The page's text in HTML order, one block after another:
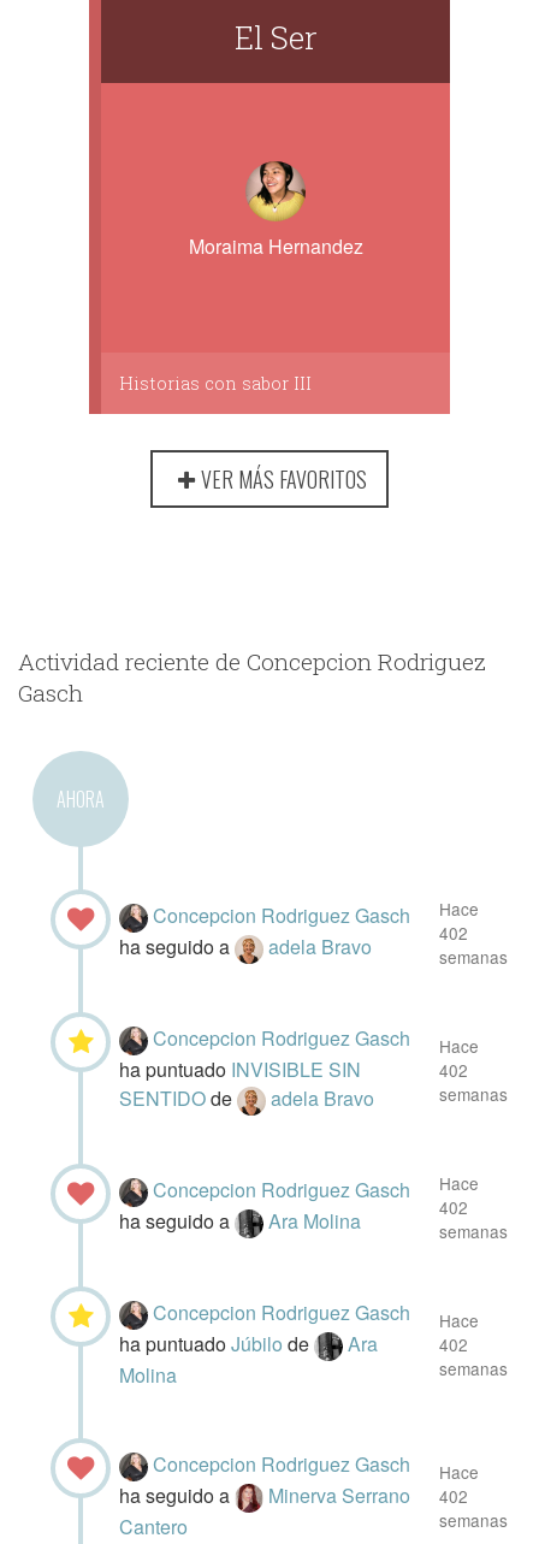
El Ser
Moraima Hernandez
Historias con sabor III
VER MÁS FAVORITOS
Actividad reciente de Concepcion Rodriguez
Gasch
AHORA
Concepcion Rodriguez Gasch
ha seguido a
adela Bravo
Hace
402
semanas
Concepcion Rodriguez Gasch
ha puntuado INVISIBLE SIN
SENTIDOde adela Bravo
Hace
402
semanas
Concepcion Rodriguez Gasch
ha seguido a
Ara Molina
Hace
402
semanas
Concepcion Rodriguez Gasch
ha puntuadoJúbilode
Ara
Molina
Hace
402
semanas
Concepcion Rodriguez Gasch
ha seguido a
Minerva Serrano
Cantero
Hace
402
semanas